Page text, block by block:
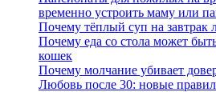
временно устроить маму или
Почему тёплый суп на завтрак
Почему еда со стола может
кошек
Почему молчание убивает
Любовь после 30: новые